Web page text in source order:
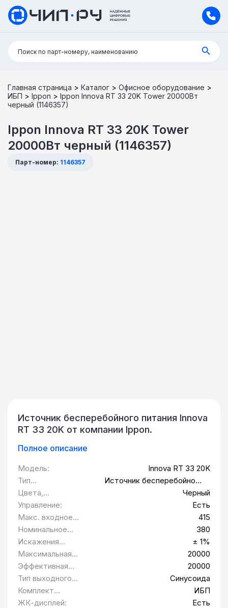
Поиск:
Поиск по парт-номеру, наименованию
Главная страница > Каталог > Офисное оборудование >
ИБП > Ippon > Ippon Innova RT 33 20K Tower 20000Вт
черный (1146357)
Ippon Innova RT 33 20K Tower
20000Вт черный (1146357)
Парт-номер: 1146357
Источник бесперебойного питания Innova
RT 33 20K от компании Ippon.
Полное описание
Модель:
Innova RT 33 20K
Тип
оборудования:
Источник бесперебойного
питания
Цвета,
использованные в
оформлении:
Черный
Управление:
Есть
Макс. входное
напряжение:
415
Номинальное
выходное
напряжение В:
380
Искажения
выходного
напряжения:
± 1%
Максимальная
выходная
мощность Вт:
20000
Эффективная
мощность Вт:
20000
Тип выходного
сигнала:
Синусоида
Комплект
поставки:
ИБП
ЖК-дисплей:
Есть